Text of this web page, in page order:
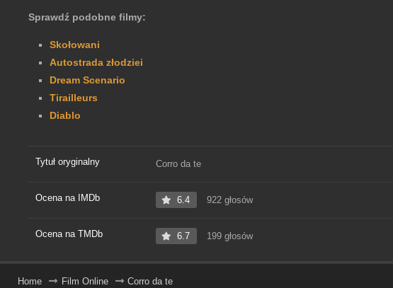
Sprawdź podobne filmy:
Skołowani
Autostrada złodziei
Dream Scenario
Tirailleurs
Diablo
Tytuł oryginalny Corro da te
Ocena na IMDb 6.4 922 głosów
Ocena na TMDb 6.7 199 głosów
Home Film Online Corro da te